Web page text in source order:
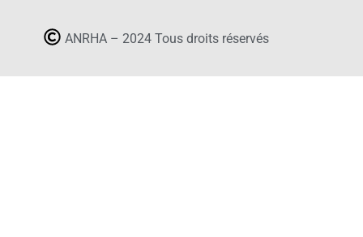
ANRHA – 2024 Tous droits réservés